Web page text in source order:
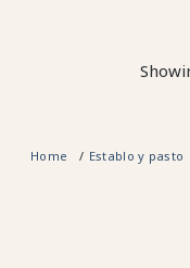
Home Establo y pasto